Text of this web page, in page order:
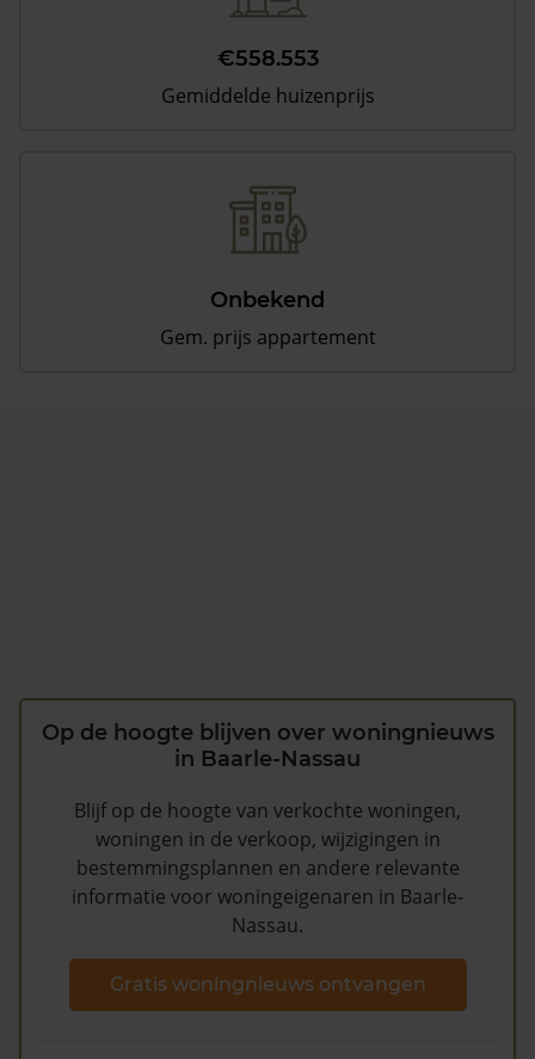
€558.553
Gemiddelde huizenprijs
Onbekend
Gem. prijs appartement
Op de hoogte blijven over woningnieuws
in Baarle-Nassau
Blijf op de hoogte van verkochte woningen,
woningen in de verkoop, wijzigingen in
bestemmingsplannen en andere relevante
informatie voor woningeigenaren in Baarle-
Nassau.
Gratis woningnieuws ontvangen